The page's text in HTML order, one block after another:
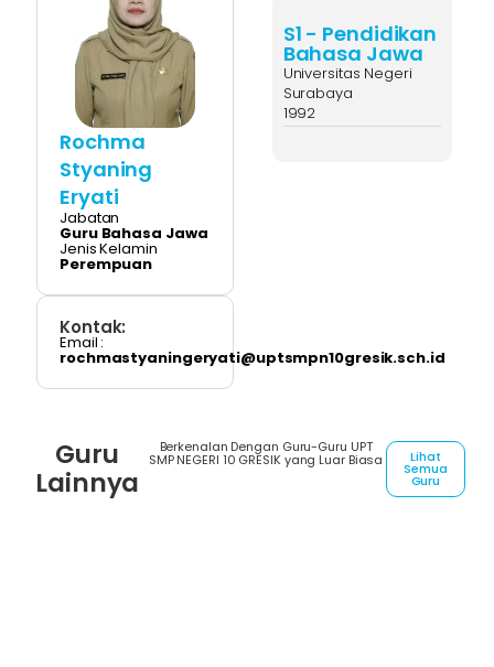
Rochma
Styaning
Eryati
Jabatan
Guru Bahasa Jawa
Jenis Kelamin
Perempuan
Kontak:
Email :
rochmastyaningeryati@uptsmpn10gresik.sch.id
S1 - Pendidikan
Bahasa Jawa
Universitas Negeri
Surabaya
1992
Guru
Lainnya
Berkenalan Dengan Guru-Guru UPT
SMP NEGERI 10 GRESIK yang Luar Biasa Lihat
Semua
Guru